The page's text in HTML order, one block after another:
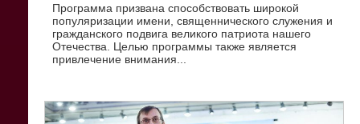
Программа призвана способствовать широкой
популяризации имени, священнического служения и
гражданского подвига великого патриота нашего
Отечества. Целью программы также является
привлечение внимания...